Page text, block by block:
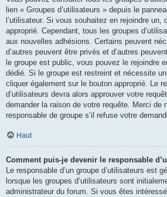
lien « Groupes d’utilisateurs » depuis le
l’utilisateur. Si vous souhaitez en rejoindre un,
approprié. Cependant, tous les groupes
aux nouvelles adhésions. Certains peuvent
d’autres peuvent être privés et d’autres
le groupe est public, vous pouvez le rejoindre
dédié. Si le groupe est restreint et nécessite
cliquer également sur le bouton approprié. Le
d’utilisateurs devra alors approuver votre
demander la raison de votre requête. Merci de
responsable de groupe s’il refuse votre
Haut
Comment puis-je devenir le responsable
Le responsable d’un groupe d’utilisateurs est
lorsque les groupes d’utilisateurs sont
administrateur du forum. Si vous êtes